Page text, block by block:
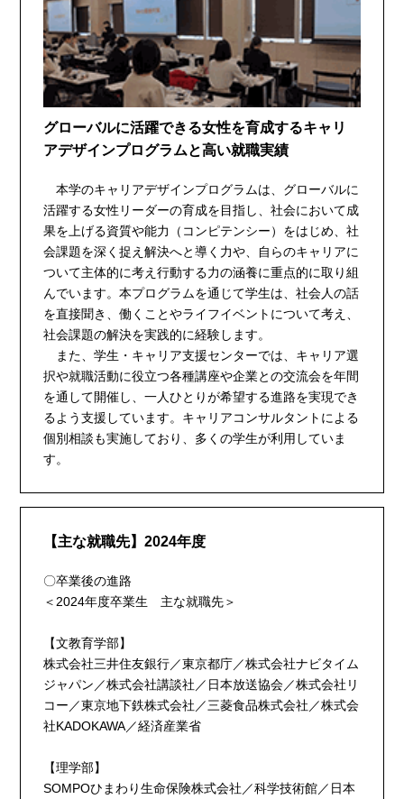
グローバルに活躍できる女性を育成するキャリ
アデザインプログラムと高い就職実績
本学のキャリアデザインプログラムは、グローバルに
活躍する女性リーダーの育成を目指し、社会において成
果を上げる資質や能力（コンピテンシー）をはじめ、社
会課題を深く捉え解決へと導く力や、自らのキャリアに
ついて主体的に考え行動する力の涵養に重点的に取り組
んでいます。本プログラムを通じて学生は、社会人の話
を直接聞き、働くことやライフイベントについて考え、
社会課題の解決を実践的に経験します。
また、学生・キャリア支援センターでは、キャリア選
択や就職活動に役立つ各種講座や企業との交流会を年間
を通して開催し、一人ひとりが希望する進路を実現でき
るよう支援しています。キャリアコンサルタントによる
個別相談も実施しており、多くの学生が利用していま
す。
【主な就職先】2024年度
〇卒業後の進路
＜2024年度卒業生 主な就職先＞
【文教育学部】
株式会社三井住友銀行／東京都庁／株式会社ナビタイム
ジャパン／株式会社講談社／日本放送協会／株式会社リ
コー／東京地下鉄株式会社／三菱食品株式会社／株式会
社KADOKAWA／経済産業省
【理学部】
SOMPOひまわり生命保険株式会社／科学技術館／日本